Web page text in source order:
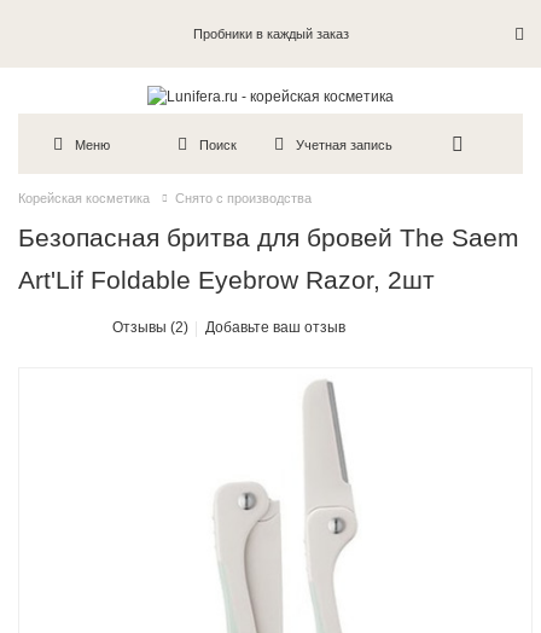
Пробники в каждый заказ
Меню Поиск Учетная запись
Корейская косметика Снято с производства
Безопасная бритва для бровей The Saem
Art'Lif Foldable Eyebrow Razor, 2шт
Отзывы (2) Добавьте ваш отзыв